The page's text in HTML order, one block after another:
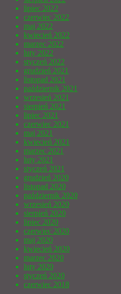
lipiec 2022
czerwiec 2022
maj 2022
kwiecień 2022
marzec 2022
luty 2022
styczeń 2022
grudzień 2021
listopad 2021
październik 2021
wrzesień 2021
sierpień 2021
lipiec 2021
czerwiec 2021
maj 2021
kwiecień 2021
marzec 2021
luty 2021
styczeń 2021
grudzień 2020
listopad 2020
październik 2020
wrzesień 2020
sierpień 2020
lipiec 2020
czerwiec 2020
maj 2020
kwiecień 2020
marzec 2020
luty 2020
styczeń 2020
czerwiec 2018